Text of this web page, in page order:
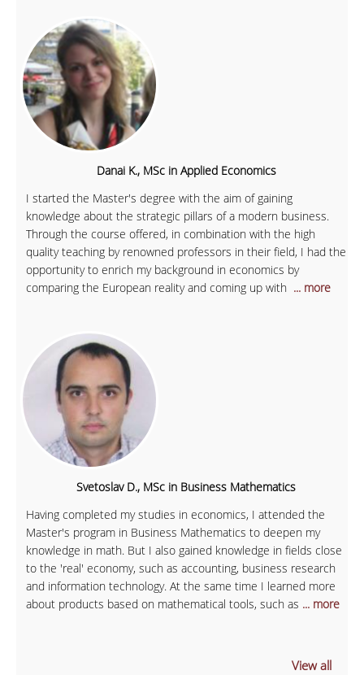
Danai K., MSc in Applied Economics
I started the Master's degree with the aim of gaining
knowledge about the strategic pillars of a modern business.
Through the course offered, in combination with the high
quality teaching by renowned professors in their field, I had the
opportunity to enrich my background in economics by
comparing the European reality and coming up with ... more
Svetoslav D., MSc in Business Mathematics
Having completed my studies in economics, I attended the
Master's program in Business Mathematics to deepen my
knowledge in math. But I also gained knowledge in fields close
to the 'real' economy, such as accounting, business research
and information technology. At the same time I learned more
about products based on mathematical tools, such as ... more
View all